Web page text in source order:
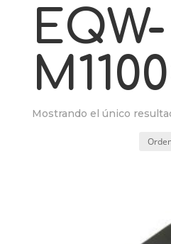
EQW-
Mostrando el único